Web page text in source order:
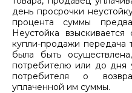
день просрочки
процента суммы
Неустойка
купли-продажи передача
была быть
потребителю или до дня
потребителя о
уплаченной им суммы.